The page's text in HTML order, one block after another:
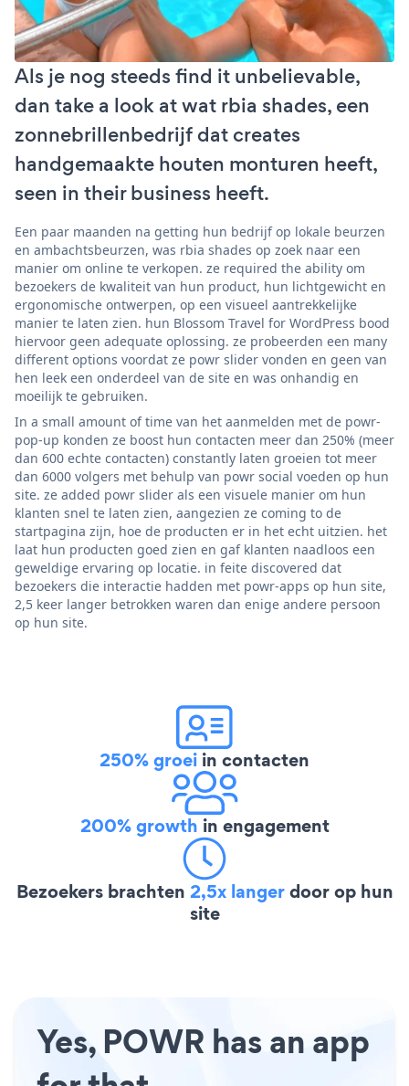
Als je nog steeds find it unbelievable,
dan take a look at wat rbia shades, een
zonnebrillenbedrijf dat creates
handgemaakte houten monturen heeft,
seen in their business heeft.
Een paar maanden na getting hun bedrijf op lokale beurzen
en ambachtsbeurzen, was rbia shades op zoek naar een
manier om online te verkopen. ze required the ability om
bezoekers de kwaliteit van hun product, hun lichtgewicht en
ergonomische ontwerpen, op een visueel aantrekkelijke
manier te laten zien. hun Blossom Travel for WordPress bood
hiervoor geen adequate oplossing. ze probeerden een many
different options voordat ze powr slider vonden en geen van
hen leek een onderdeel van de site en was onhandig en
moeilijk te gebruiken.
In a small amount of time van het aanmelden met de powr-
pop-up konden ze boost hun contacten meer dan 250% (meer
dan 600 echte contacten) constantly laten groeien tot meer
dan 6000 volgers met behulp van powr social voeden op hun
site. ze added powr slider als een visuele manier om hun
klanten snel te laten zien, aangezien ze coming to de
startpagina zijn, hoe de producten er in het echt uitzien. het
laat hun producten goed zien en gaf klanten naadloos een
geweldige ervaring op locatie. in feite discovered dat
bezoekers die interactie hadden met powr-apps op hun site,
2,5 keer langer betrokken waren dan enige andere persoon
op hun site.
250% groei in contacten
200% growth in engagement
Bezoekers brachten 2,5x langerdoor op hun
site
Yes, POWR has an app